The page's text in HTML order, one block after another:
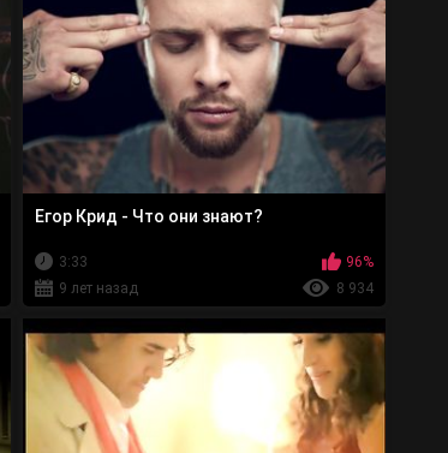
Егор Крид - Что они знают?
3:33
96%
9 лет назад
8 934